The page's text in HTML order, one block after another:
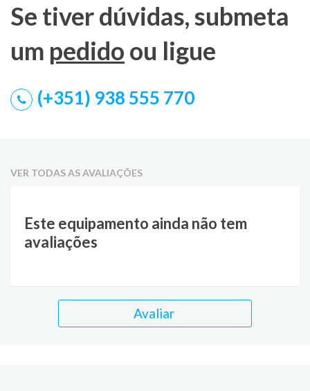
Se tiver dúvidas, submeta
um pedido ou ligue
(+351) 938 555 770
VER TODAS AS AVALIAÇÕES
Este equipamento ainda não tem
avaliações
Avaliar